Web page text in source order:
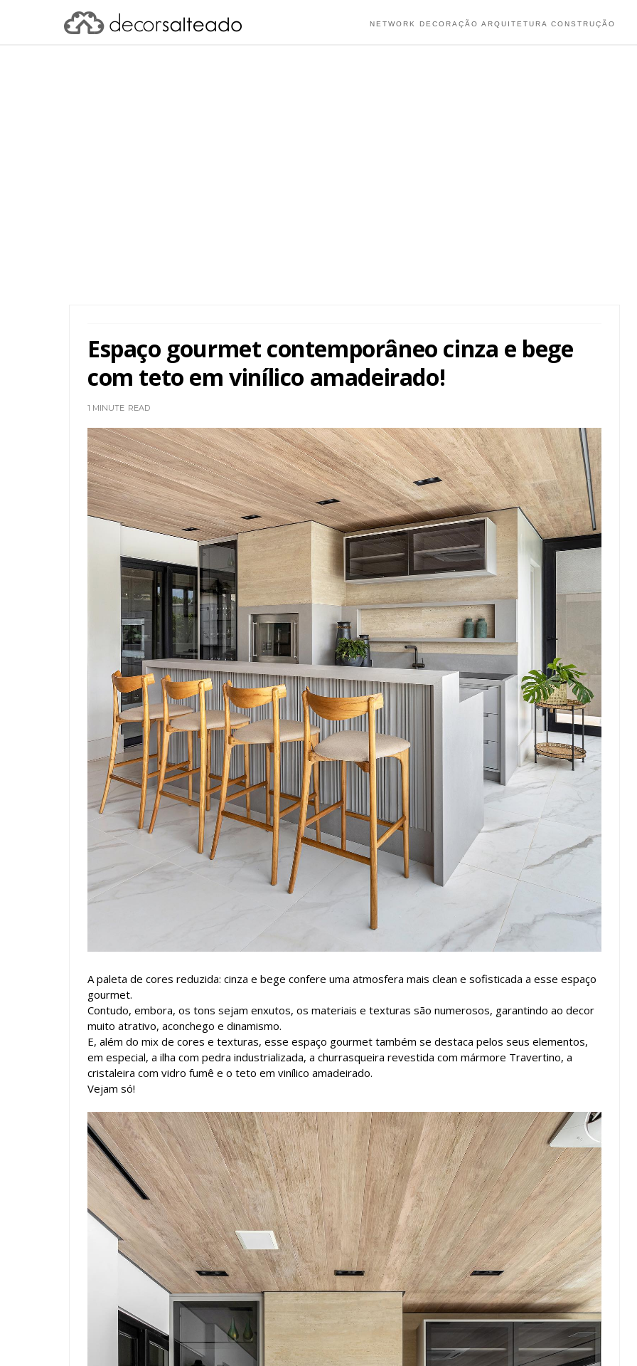
NETWORK DECORAÇÃO ARQUITETURA CONSTRUÇÃO
Espaço gourmet contemporâneo cinza e bege
com teto em vinílico amadeirado!
1 MINUTE READ
A paleta de cores reduzida: cinza e bege confere uma atmosfera mais clean e sofisticada a esse espaço
gourmet.
Contudo, embora, os tons sejam enxutos, os materiais e texturas são numerosos, garantindo ao decor
muito atrativo, aconchego e dinamismo.
E, além do mix de cores e texturas, esse espaço gourmet também se destaca pelos seus elementos,
em especial, a ilha com pedra industrializada, a churrasqueira revestida com mármore Travertino, a
cristaleira com vidro fumê e o teto em vinílico amadeirado.
Vejam só!